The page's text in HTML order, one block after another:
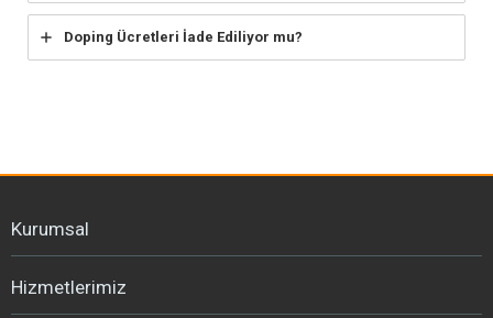
Doping Ücretleri İade Ediliyor mu?
Kurumsal
Hizmetlerimiz